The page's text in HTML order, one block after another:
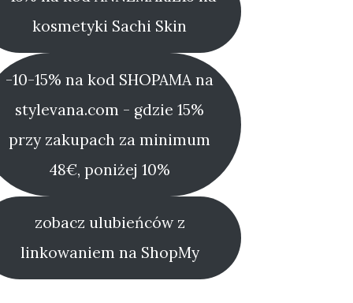
kosmetyki Sachi Skin
-10-15% na kod SHOPAMA na
stylevana.com - gdzie 15%
przy zakupach za minimum
48€, poniżej 10%
zobacz ulubieńców z
linkowaniem na ShopMy